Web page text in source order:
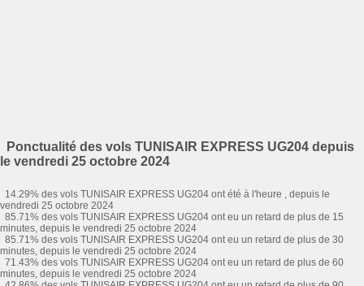
Ponctualité des vols TUNISAIR EXPRESS UG204 depuis
le vendredi 25 octobre 2024
14.29% des vols TUNISAIR EXPRESS UG204 ont été à l'heure , depuis le
vendredi 25 octobre 2024
85.71% des vols TUNISAIR EXPRESS UG204 ont eu un retard de plus de 15
minutes, depuis le vendredi 25 octobre 2024
85.71% des vols TUNISAIR EXPRESS UG204 ont eu un retard de plus de 30
minutes, depuis le vendredi 25 octobre 2024
71.43% des vols TUNISAIR EXPRESS UG204 ont eu un retard de plus de 60
minutes, depuis le vendredi 25 octobre 2024